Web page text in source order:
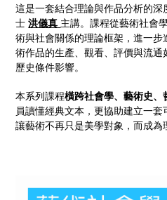
這是一套結合理論與作品分析的
士洪儀真 主講。課程從藝術社會
術與社會關係的理論框架，進一
術作品的生產、觀看、評價與流
歷史條件影響。
本系列課程橫跨社會學、藝術史、
員讀懂經典文本，更協助建立一套
讓藝術不再只是美學對象，而成為